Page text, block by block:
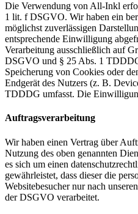
Die Verwendung von All-Inkl
1 lit. f DSGVO. Wir haben ein
möglichst zuverlässigen
entsprechende Einwilligung
Verarbeitung ausschließlich auf
DSGVO und § 25 Abs. 1
Speicherung von Cookies oder
Endgerät des Nutzers (z. B.
TDDDG umfasst. Die
Auftragsverarbeitung
Wir haben einen Vertrag über
Nutzung des oben genannten
es sich um einen
gewährleistet, dass dieser die
Websitebesucher nur nach
der DSGVO verarbeitet.